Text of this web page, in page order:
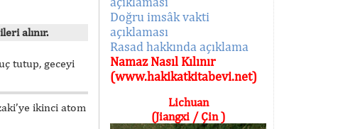
alınır.
tutup, geceyi
ikinci atom
Doğru imsâk vakti
açıklaması
Rasad hakkında açıklama
Namaz Nasıl Kılınır
(www.hakikatkitabevi.net)
Lichuan
(Jiangxi / Çin )